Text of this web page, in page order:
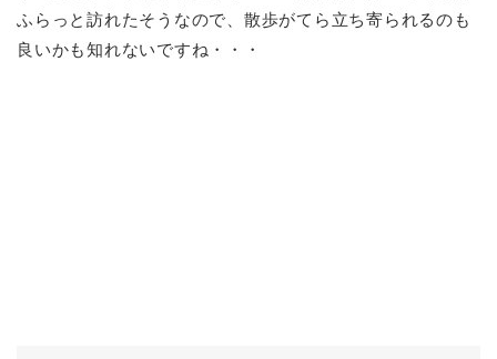
ふらっと訪れたそうなので、散歩がてら立ち寄られるのも
良いかも知れないですね・・・